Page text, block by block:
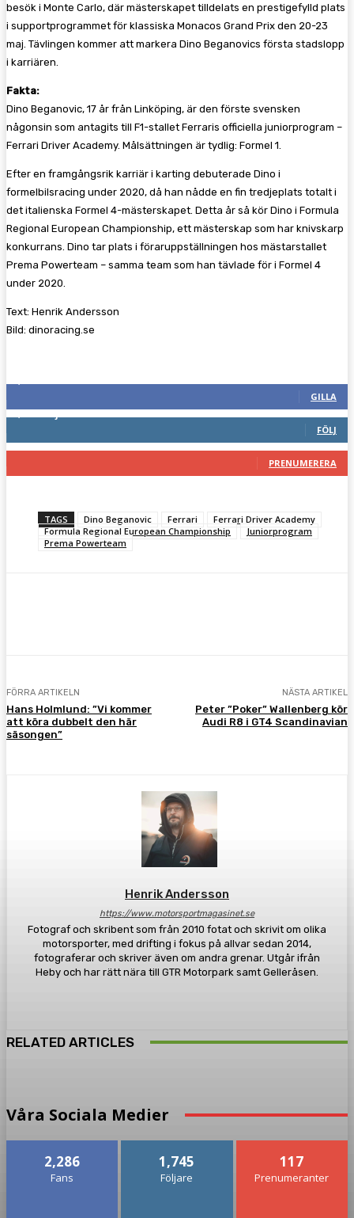
besök i Monte Carlo, där mästerskapet tilldelats en prestigefylld plats
i supportprogrammet för klassiska Monacos Grand Prix den 20-23
maj. Tävlingen kommer att markera Dino Beganovics första stadslopp
i karriären.
Fakta:
Dino Beganovic, 17 år från Linköping, är den förste svensken
någonsin som antagits till F1-stallet Ferraris officiella juniorprogram –
Ferrari Driver Academy. Målsättningen är tydlig: Formel 1.
Efter en framgångsrik karriär i karting debuterade Dino i
formelbilsracing under 2020, då han nådde en fin tredjeplats totalt i
det italienska Formel 4-mästerskapet. Detta år så kör Dino i Formula
Regional European Championship, ett mästerskap som har knivskarp
konkurrans. Dino tar plats i föraruppställningen hos mästarstallet
Prema Powerteam – samma team som han tävlade för i Formel 4
under 2020.
Text: Henrik Andersson
Bild: dinoracing.se
GILLA
FÖLJ
PRENUMERERA
TAGS Dino Beganovic Ferrari
Ferrari Driver Academy
Formula Regional European Championship
Juniorprogram
Prema Powerteam
FÖRRA ARTIKELN
Hans Holmlund: ”Vi kommer
att köra dubbelt den här
säsongen”
NÄSTA ARTIKEL
Peter ”Poker” Wallenberg kör
Audi R8 i GT4 Scandinavian
Henrik Andersson
https://www.motorsportmagasinet.se
Fotograf och skribent som från 2010 fotat och skrivit om olika
motorsporter, med drifting i fokus på allvar sedan 2014,
fotograferar och skriver även om andra grenar. Utgår ifrån
Heby och har rätt nära till GTR Motorpark samt Gelleråsen.
RELATED ARTICLES
Våra Sociala Medier
2,286
Fans
1,745
Följare
117
Prenumeranter